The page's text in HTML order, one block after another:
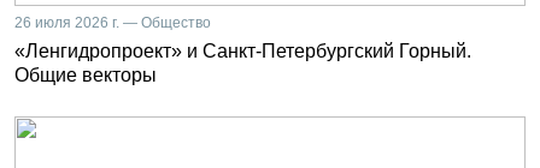
26 июля 2026 г. — Общество
«Ленгидропроект» и Санкт-Петербургский Горный.
Общие векторы